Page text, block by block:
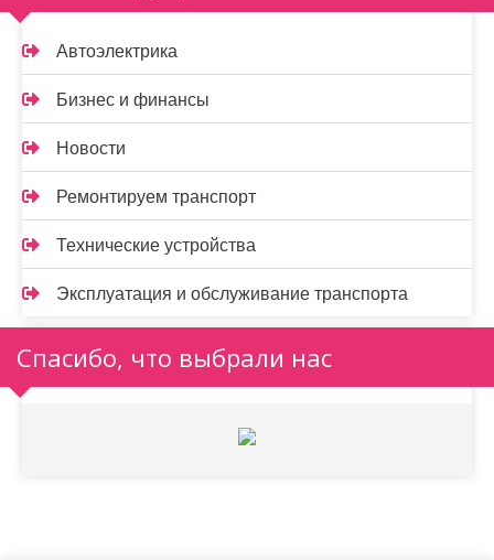
Автоэлектрика
Бизнес и финансы
Новости
Ремонтируем транспорт
Технические устройства
Эксплуатация и обслуживание транспорта
Спасибо, что выбрали нас